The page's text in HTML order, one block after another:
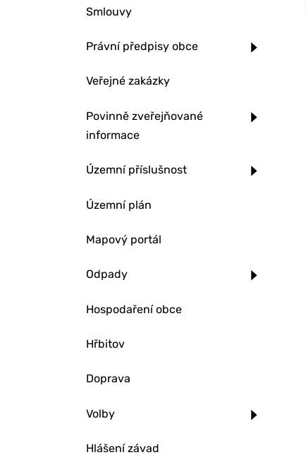
Smlouvy
Právní předpisy obce
Veřejné zakázky
Povinně zveřejňované
informace
Územní příslušnost
Územní plán
Mapový portál
Odpady
Hospodaření obce
Hřbitov
Doprava
Volby
Hlášení závad